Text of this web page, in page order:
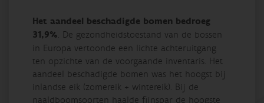
Het aandeel beschadigde bomen bedroeg
31,9%. De gezondheidstoestand van de bossen
in Europa vertoonde een lichte achteruitgang
ten opzichte van de voorgaande inventaris. Het
aandeel beschadigde bomen was het hoogst bij
inlandse eik (zomereik + wintereik). Bij de
naaldboomsoorten haalde fijnspar de hoogste